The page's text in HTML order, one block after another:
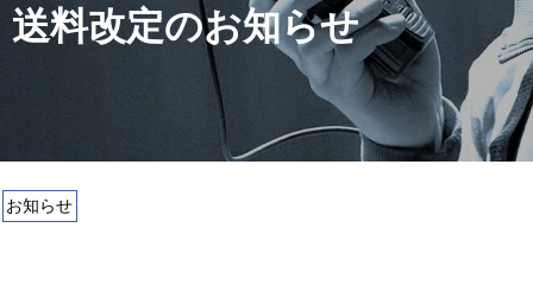
送料改定のお知らせ
お知らせ